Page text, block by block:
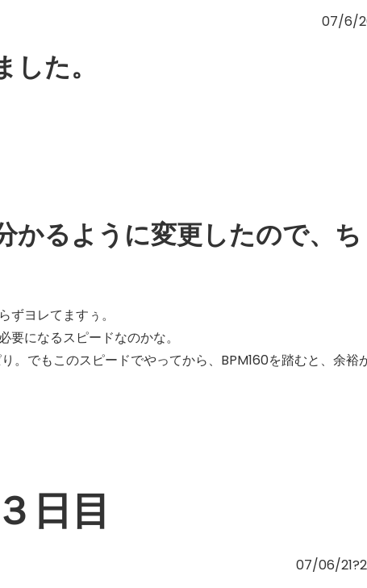
07/6/
た。
かるように変更したので、ち
ずヨレてますぅ。
になるスピードなのかな。
。でもこのスピードでやってから、BPM160を踏むと、余裕
日目
07/06/